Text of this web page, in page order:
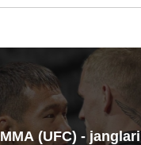
ММА (UFC) - janglari